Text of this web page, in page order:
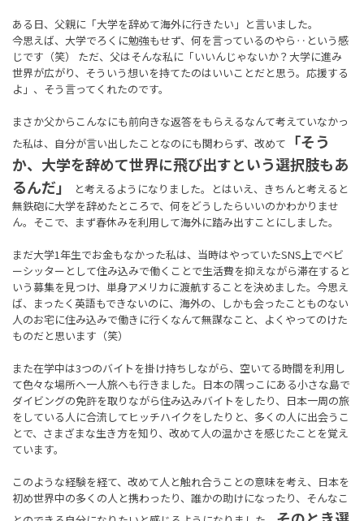
ある日、父親に「大学を辞めて海外に行きたい」と言いました。
今思えば、大学でろくに勉強もせず、何を言っているのやら‥という感
じです（笑） ただ、父はそんな私に「いいんじゃないか？大学に進み
世界が広がり、そういう想いを持てたのはいいことだと思う。応援する
よ」、そう言ってくれたのです。
まさか父からこんなにも前向きな返答をもらえるなんて考えていなかっ
た私は、自分が言い出したことなのにも関わらず、改めて
「そう
か、大学を辞めて世界に飛び出すという選択肢もあ
るんだ」
と考えるようになりました。とはいえ、きちんと考えると
無鉄砲に大学を辞めたところで、何をどうしたらいいのかわかりませ
ん。そこで、まず春休みを利用して海外に踏み出すことにしました。
まだ大学1年生でお金もなかった私は、当時はやっていたSNS上でベビ
ーシッターとして住み込みで働くことで生活費を抑えながら滞在すると
いう募集を見つけ、単身アメリカに渡航することを決めました。今思え
ば、まったく英語もできないのに、海外の、しかも会ったことものない
人のお宅に住み込みで働きに行くなんて無謀なこと、よくやってのけた
ものだと思います（笑）
また在学中は3つのバイトを掛け持ちしながら、空いてる時間を利用し
て色々な場所へ一人旅へも行きました。日本の隅っこにある小さな島で
ダイビングの免許を取りながら住み込みバイトをしたり、日本一周の旅
をしている人に合流してヒッチハイクをしたりと、多くの人に出会うこ
とで、さまざまな生き方を知り、改めて人の温かさを感じたことを覚え
ています。
このような経験を経て、改めて人と触れ合うことの意味を考え、日本を
初め世界中の多くの人と携わったり、誰かの助けになったり、そんなこ